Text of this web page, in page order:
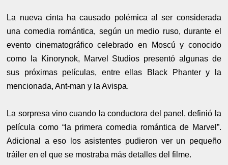
La nueva cinta ha causado polémica al ser considerada
una comedia romántica, según un medio ruso, durante el
evento cinematográfico celebrado en Moscú y conocido
como la Kinorynok, Marvel Studios presentó algunas de
sus próximas películas, entre ellas Black Phanter y la
mencionada, Ant-man y la Avispa.
La sorpresa vino cuando la conductora del panel, definió la
película como “la primera comedia romántica de Marvel”.
Adicional a eso los asistentes pudieron ver un pequeño
tráiler en el que se mostraba más detalles del filme.